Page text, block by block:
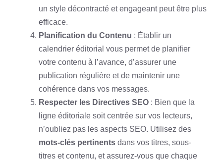
un style décontracté et engageant peut être plus
efficace.
Planification du Contenu : Établir un
calendrier éditorial vous permet de planifier
votre contenu à l’avance, d’assurer une
publication régulière et de maintenir une
cohérence dans vos messages.
Respecter les Directives SEO : Bien que la
ligne éditoriale soit centrée sur vos lecteurs,
n’oubliez pas les aspects SEO. Utilisez des
mots-clés pertinents dans vos titres, sous-
titres et contenu, et assurez-vous que chaque